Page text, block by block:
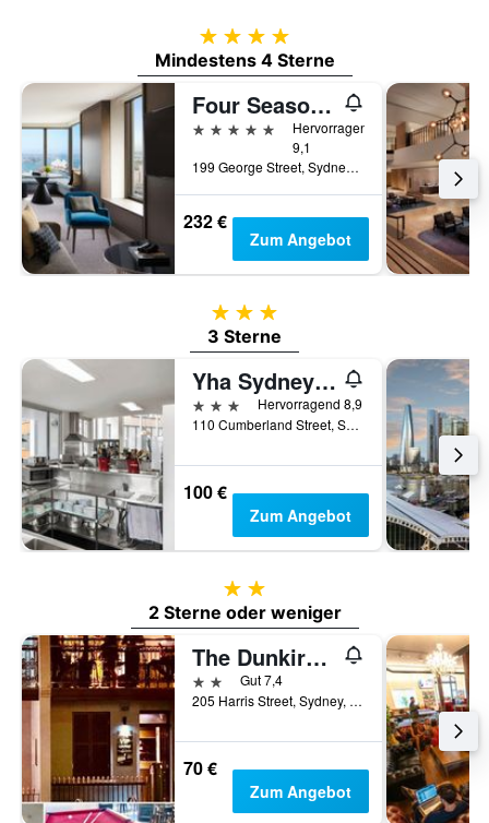
4 Sterne
Mindestens 4 Sterne
Four Seasons Hotel Sydney
5 Sterne
Hervorragend
9,1
199 George Street, Sydney, NSW, Australien
232 €
Zum Angebot
3 Sterne
3 Sterne
Yha Sydney Harbour
3 Sterne
Hervorragend 8,9
110 Cumberland Street, Sydney, NSW, Australien
100 €
Zum Angebot
2 Sterne
2 Sterne oder weniger
The Dunkirk Hotel
2 SterneGut 7,4
205 Harris Street, Sydney, NSW, Australien
70 €
Zum Angebot